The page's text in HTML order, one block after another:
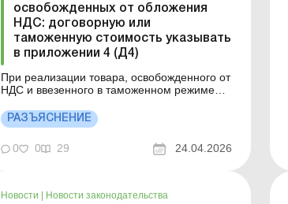
освобожденных от обложения
НДС: договорную или
таможенную стоимость указывать
в приложении 4 (Д4)
При реализации товара, освобожденного от
НДС и ввезенного в таможенном режиме
таблицы 2 приложения 4 указывается
таможенная стоимость товара, указанная в
соответствующей таможенной декларации.
Детальнее см. ниже. Больше по теме: Как
РАЗЪЯСНЕНИЕ
0 0 29 24.04.2026
Новости Новости законодательства